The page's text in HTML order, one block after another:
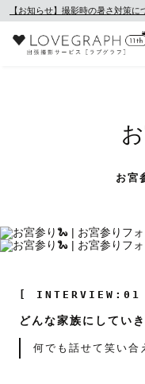
【お知らせ】撮影時の暑さ対策に
お宮
[
どんな家族にしてい
何でも話せて笑い合